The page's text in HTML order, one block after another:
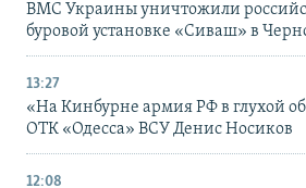
ВМС Украины уничтожили
буровой установке «Сиваш» в
13:27
«На Кинбурне армия РФ в глухой
ОТК «Одесса» ВСУ Денис Носиков
12:08